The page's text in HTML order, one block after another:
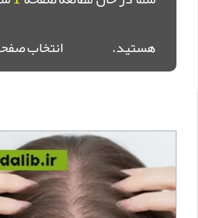
هستید.
انتخاب